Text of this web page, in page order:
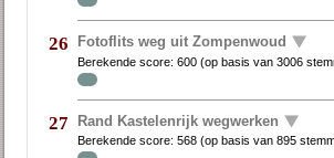
26 Fotoflits weg uit Zompenwoud
Berekende score:600 (op basis van3006
27 Rand Kastelenrijk wegwerken
Berekende score:568 (op basis van895